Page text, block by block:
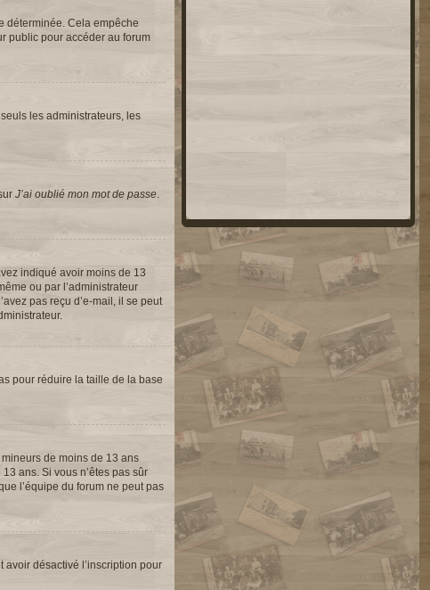
déterminée. Cela empêche
public pour accéder au forum
les administrateurs, les
J’ai oublié mon mot de passe
indiqué avoir moins de 13
ou par l’administrateur
pas reçu d’e-mail, il se peut
pour réduire la taille de la base
de moins de 13 ans
ans. Si vous n’êtes pas sûr
l’équipe du forum ne peut pas
désactivé l’inscription pour